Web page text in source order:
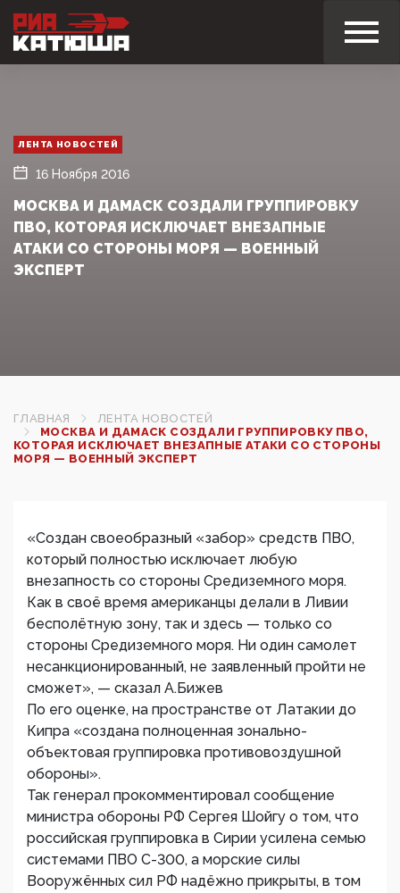
ЛЕНТА НОВОСТЕЙ
16 Ноября 2016
МОСКВА И ДАМАСК СОЗДАЛИ ГРУППИРОВКУ
ПВО, КОТОРАЯ ИСКЛЮЧАЕТ ВНЕЗАПНЫЕ
АТАКИ СО СТОРОНЫ МОРЯ — ВОЕННЫЙ
ЭКСПЕРТ
ГЛАВНАЯ
ЛЕНТА НОВОСТЕЙ
МОСКВА И ДАМАСК СОЗДАЛИ ГРУППИРОВКУ ПВО,
КОТОРАЯ ИСКЛЮЧАЕТ ВНЕЗАПНЫЕ АТАКИ СО СТОРОНЫ
МОРЯ — ВОЕННЫЙ ЭКСПЕРТ
«Создан своеобразный «забор» средств ПВО,
который полностью исключает любую
внезапность со стороны Средиземного моря.
Как в своё время американцы делали в Ливии
бесполётную зону, так и здесь — только со
стороны Средиземного моря. Ни один самолет
несанкционированный, не заявленный пройти не
сможет», — сказал А.Бижев
По его оценке, на пространстве от Латакии до
Кипра «создана полноценная зонально-
объектовая группировка противовоздушной
обороны».
Так генерал прокомментировал сообщение
министра обороны РФ Сергея Шойгу о том, что
российская группировка в Сирии усилена семью
системами ПВО С-300, а морские силы
Вооружённых сил РФ надёжно прикрыты, в том